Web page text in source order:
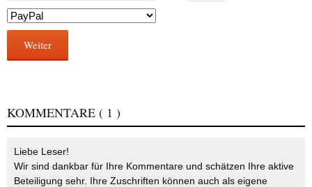
Weiter
KOMMENTARE ( 1 )
Liebe Leser!
Wir sind dankbar für Ihre Kommentare und schätzen Ihre aktive
Beteiligung sehr. Ihre Zuschriften können auch als eigene